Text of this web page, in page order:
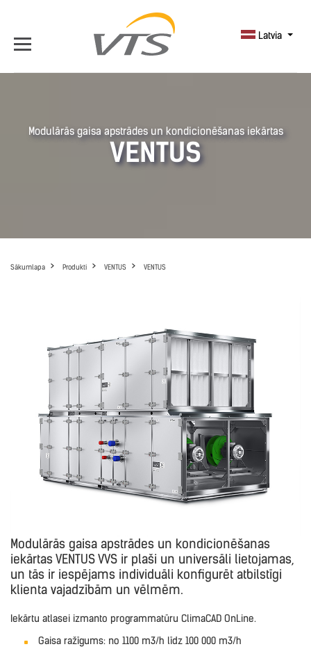
Latvia
Modulārās gaisa apstrādes un kondicionēšanas iekārtas
VENTUS
Sākumlapa Produkti VENTUS VENTUS
Modulārās gaisa apstrādes un kondicionēšanas
iekārtas VENTUS VVS ir plaši un universāli lietojamas,
un tās ir iespējams individuāli konfigurēt atbilstīgi
klienta vajadzībām un vēlmēm.
Iekārtu atlasei izmanto programmatūru ClimaCAD OnLine.
Gaisa ražīgums: no 1100 m3/h līdz 100 000 m3/h